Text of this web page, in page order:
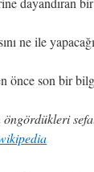
ne ile
önce son bir